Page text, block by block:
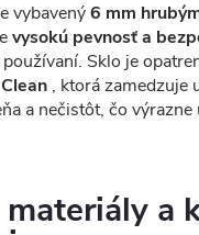
vybavený6 mm
vysokú pevnosť a
Sklo je
, ktorá zamedzuje
a nečistôt, čo
a